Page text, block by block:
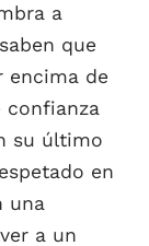
a
que
encima de
confianza
su último
en
una
a un